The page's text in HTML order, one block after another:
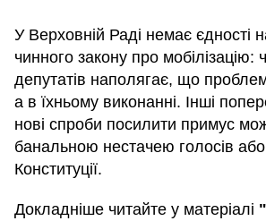
У Верховній Раді немає єдності
чинного закону про мобілізацію:
депутатів наполягає, що
а в їхньому виконанні. Інші
нові спроби посилити примус
банальною нестачею голосів
Конституції.
Докладніше читайте у матеріалі